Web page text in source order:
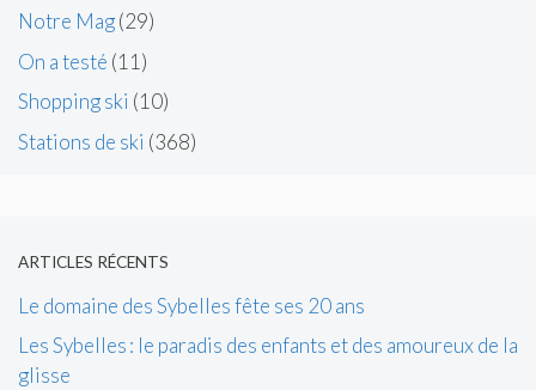
Notre Mag(29)
On a testé (11)
Shopping ski (10)
Stations de ski (368)
ARTICLES RÉCENTS
Le domaine des Sybelles fête ses 20 ans
Les Sybelles : le paradis des enfants et des amoureux de la
glisse